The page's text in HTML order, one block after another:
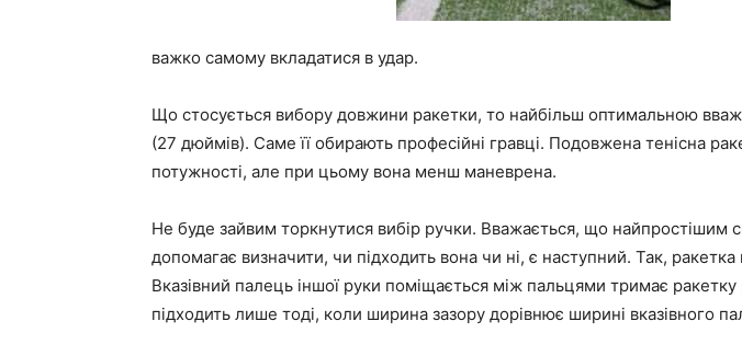
важко самому вкладатися в удар.
Що стосується вибору довжини ракетки, то найбільш оптимальною
(27 дюймів). Саме її обирають професійні гравці. Подовжена тенісна
потужності, але при цьому вона менш маневрена.
Не буде зайвим торкнутися вибір ручки. Вважається, що найпростішим
допомагає визначити, чи підходить вона чи ні, є наступний. Так,
Вказівний палець іншої руки поміщається між пальцями тримає
підходить лише тоді, коли ширина зазору дорівнює ширині вказівного